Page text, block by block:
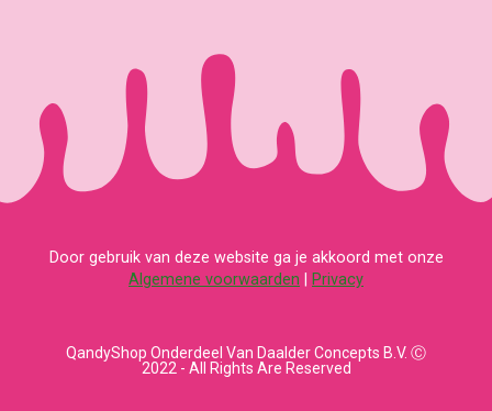
Door gebruik van deze website ga je akkoord met onze
Algemene voorwaarden
Privacy
QandyShop Onderdeel Van Daalder Concepts B.V. Ⓒ
2022 - All Rights Are Reserved